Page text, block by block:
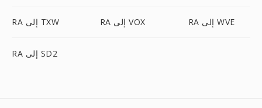
RA إلى TXW RA إلى VOX RA إلى WVE
RA إلى SD2